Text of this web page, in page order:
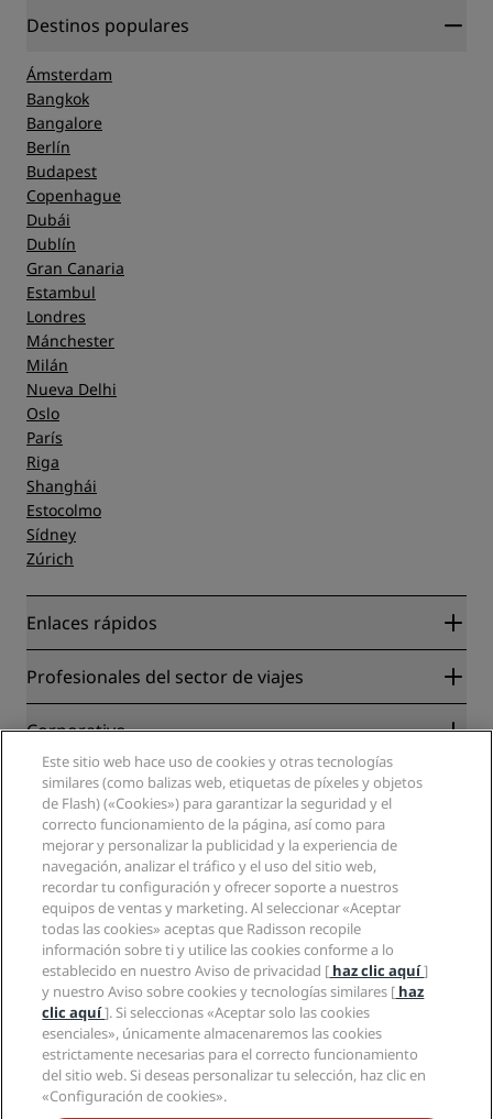
Destinos populares
Ámsterdam
Bangkok
Bangalore
Berlín
Budapest
Copenhague
Dubái
Dublín
Gran Canaria
Estambul
Londres
Mánchester
Milán
Nueva Delhi
Oslo
París
Riga
Shanghái
Estocolmo
Sídney
Zúrich
Enlaces rápidos
Radisson Rewards
Blog
Nuevos hoteles y próximas aperturas
Aplicación de Radisson Hotels
Hoteles Sports Approved
Hoteles ideales para familias
Salud y seguridad
Profesionales del sector de viajes
Colaboradores
Corporativo
Radisson Hotel Group
Medios
Empleos en RHG
Empleos en PPHE
Empleos en EHL
The Club by RHG
Oportunidades de desarrollo
Responsabilidad social corporativa
Compras
Información legal
Centro de privacidad
Aviso legal
Términos y condiciones de Radisson Rewards
Acuerdo de uso del sitio
Accesibilidad digital
Declaración sobre la esclavitud moderna
Ayuda
Avisos al consumidor
Contacto
Preguntas frecuentes
Mapa del sitio
Redes sociales
Marcas de Radisson Hotels
Este sitio web hace uso de cookies y otras tecnologías
similares (como balizas web, etiquetas de píxeles y objetos
de Flash) («Cookies») para garantizar la seguridad y el
correcto funcionamiento de la página, así como para
mejorar y personalizar la publicidad y la experiencia de
navegación, analizar el tráfico y el uso del sitio web,
recordar tu configuración y ofrecer soporte a nuestros
equipos de ventas y marketing. Al seleccionar «Aceptar
todas las cookies» aceptas que Radisson recopile
información sobre ti y utilice las cookies conforme a lo
establecido en nuestro Aviso de privacidad [ haz clic aquí]
y nuestro Aviso sobre cookies y tecnologías similares [ haz
clic aquí]. Si seleccionas «Aceptar solo las cookies
esenciales», únicamente almacenaremos las cookies
estrictamente necesarias para el correcto funcionamiento
del sitio web. Si deseas personalizar tu selección, haz clic en
«Configuración de cookies».